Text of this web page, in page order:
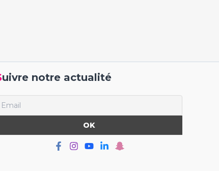
Suivre notre actualité